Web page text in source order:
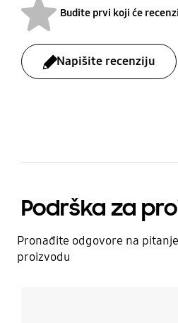
Budite prvi koji će
Napišite recenziju
Podrška za
Pronađite odgovore na
proizvodu